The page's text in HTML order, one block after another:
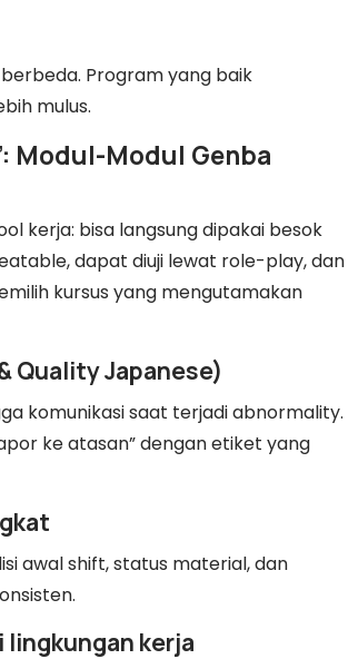
Program yang baik
mulus.
Modul-Modul Genba
kerja: bisa langsung dipakai besok
dapat diuji lewat role-play, dan
kursus yang mengutamakan
Quality Japanese)
komunikasi saat terjadi abnormality.
ke atasan” dengan etiket yang
awal shift, status material, dan
lingkungan kerja